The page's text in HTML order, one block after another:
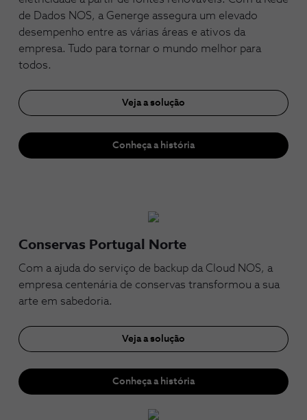
de Dados NOS, a Generge assegura um elevado
desempenho entre as várias áreas e ativos da
empresa. Tudo para tornar o mundo melhor para
todos.
Veja a solução
Conheça a história
Conservas Portugal Norte
Com a ajuda do serviço de backup da Cloud NOS, a
empresa centenária de conservas transformou a sua
arte em sabedoria.
Veja a solução
Conheça a história